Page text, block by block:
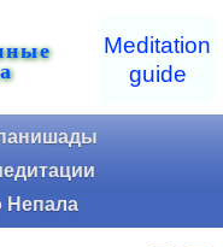
Meditation
guide
Непала